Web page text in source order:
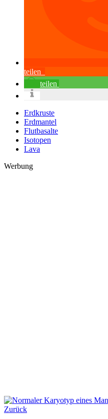
teilen
teilen
Erdkruste
Erdmantel
Flutbasalte
Isotopen
Lava
Werbung
Zurück